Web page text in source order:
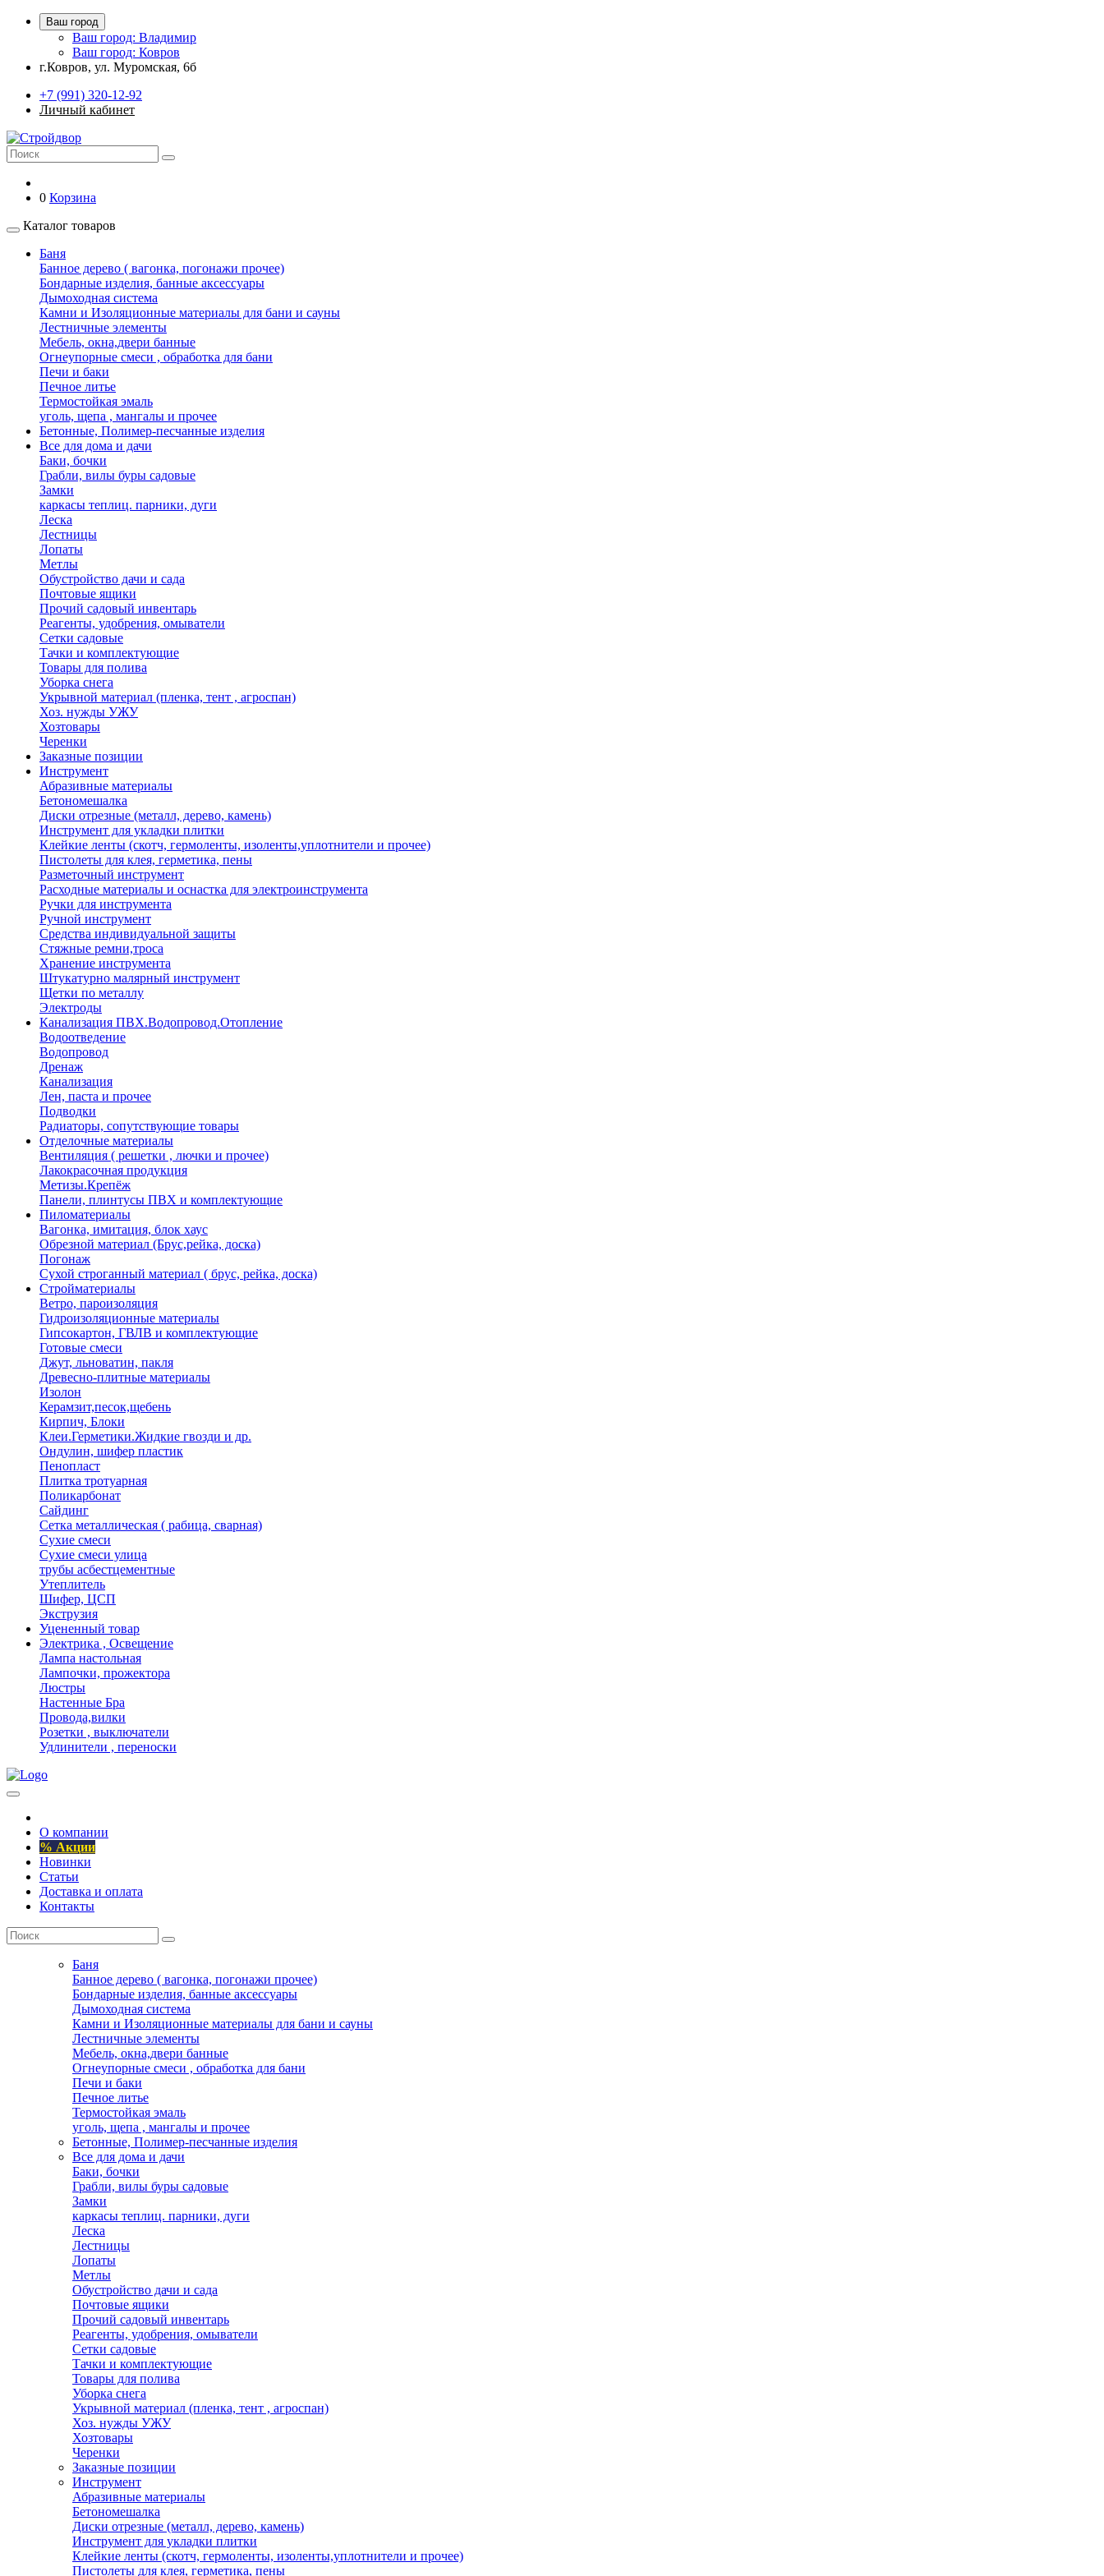
Ваш город
Ваш город: Владимир
Ваш город: Ковров
г.Ковров, ул. Муромская, 6б
+7 (991) 320-12-92
Личный кабинет
0 Корзина
Каталог товаров
Баня
Банное дерево ( вагонка, погонажи прочее)
Бондарные изделия, банные аксессуары
Дымоходная система
Камни и Изоляционные материалы для бани и сауны
Лестничные элементы
Мебель, окна,двери банные
Огнеупорные смеси , обработка для бани
Печи и баки
Печное литье
Термостойкая эмаль
уголь, щепа , мангалы и прочее
Бетонные, Полимер-песчанные изделия
Все для дома и дачи
Баки, бочки
Грабли, вилы буры садовые
Замки
каркасы теплиц. парники, дуги
Леска
Лестницы
Лопаты
Метлы
Обустройство дачи и сада
Почтовые ящики
Прочий садовый инвентарь
Реагенты, удобрения, омыватели
Сетки садовые
Тачки и комплектующие
Товары для полива
Уборка снега
Укрывной материал (пленка, тент , агроспан)
Хоз. нужды УЖУ
Хозтовары
Черенки
Заказные позиции
Инструмент
Абразивные материалы
Бетономешалка
Диски отрезные (металл, дерево, камень)
Инструмент для укладки плитки
Клейкие ленты (скотч, гермоленты, изоленты,уплотнители и прочее)
Пистолеты для клея, герметика, пены
Разметочный инструмент
Расходные материалы и оснастка для электроинструмента
Ручки для инструмента
Ручной инструмент
Средства индивидуальной защиты
Стяжные ремни,троса
Хранение инструмента
Штукатурно малярный инструмент
Щетки по металлу
Электроды
Канализация ПВХ.Водопровод.Отопление
Водоотведение
Водопровод
Дренаж
Канализация
Лен, паста и прочее
Подводки
Радиаторы, сопутствующие товары
Отделочные материалы
Вентиляция ( решетки , лючки и прочее)
Лакокрасочная продукция
Метизы.Крепёж
Панели, плинтусы ПВХ и комплектующие
Пиломатериалы
Вагонка, имитация, блок хаус
Обрезной материал (Брус,рейка, доска)
Погонаж
Сухой строганный материал ( брус, рейка, доска)
Стройматериалы
Ветро, пароизоляция
Гидроизоляционные материалы
Гипсокартон, ГВЛВ и комплектующие
Готовые смеси
Джут, льноватин, пакля
Древесно-плитные материалы
Изолон
Керамзит,песок,щебень
Кирпич, Блоки
Клеи.Герметики.Жидкие гвозди и др.
Ондулин, шифер пластик
Пенопласт
Плитка тротуарная
Поликарбонат
Сайдинг
Сетка металлическая ( рабица, сварная)
Сухие смеси
Сухие смеси улица
трубы асбестцементные
Утеплитель
Шифер, ЦСП
Экструзия
Уцененный товар
Электрика , Освещение
Лампа настольная
Лампочки, прожектора
Люстры
Настенные Бра
Провода,вилки
Розетки , выключатели
Удлинители , переноски
О компании
% Акции
Новинки
Статьи
Доставка и оплата
Контакты
Баня
Банное дерево ( вагонка, погонажи прочее)
Бондарные изделия, банные аксессуары
Дымоходная система
Камни и Изоляционные материалы для бани и сауны
Лестничные элементы
Мебель, окна,двери банные
Огнеупорные смеси , обработка для бани
Печи и баки
Печное литье
Термостойкая эмаль
уголь, щепа , мангалы и прочее
Бетонные, Полимер-песчанные изделия
Все для дома и дачи
Баки, бочки
Грабли, вилы буры садовые
Замки
каркасы теплиц. парники, дуги
Леска
Лестницы
Лопаты
Метлы
Обустройство дачи и сада
Почтовые ящики
Прочий садовый инвентарь
Реагенты, удобрения, омыватели
Сетки садовые
Тачки и комплектующие
Товары для полива
Уборка снега
Укрывной материал (пленка, тент , агроспан)
Хоз. нужды УЖУ
Хозтовары
Черенки
Заказные позиции
Инструмент
Абразивные материалы
Бетономешалка
Диски отрезные (металл, дерево, камень)
Инструмент для укладки плитки
Клейкие ленты (скотч, гермоленты, изоленты,уплотнители и прочее)
Пистолеты для клея, герметика, пены